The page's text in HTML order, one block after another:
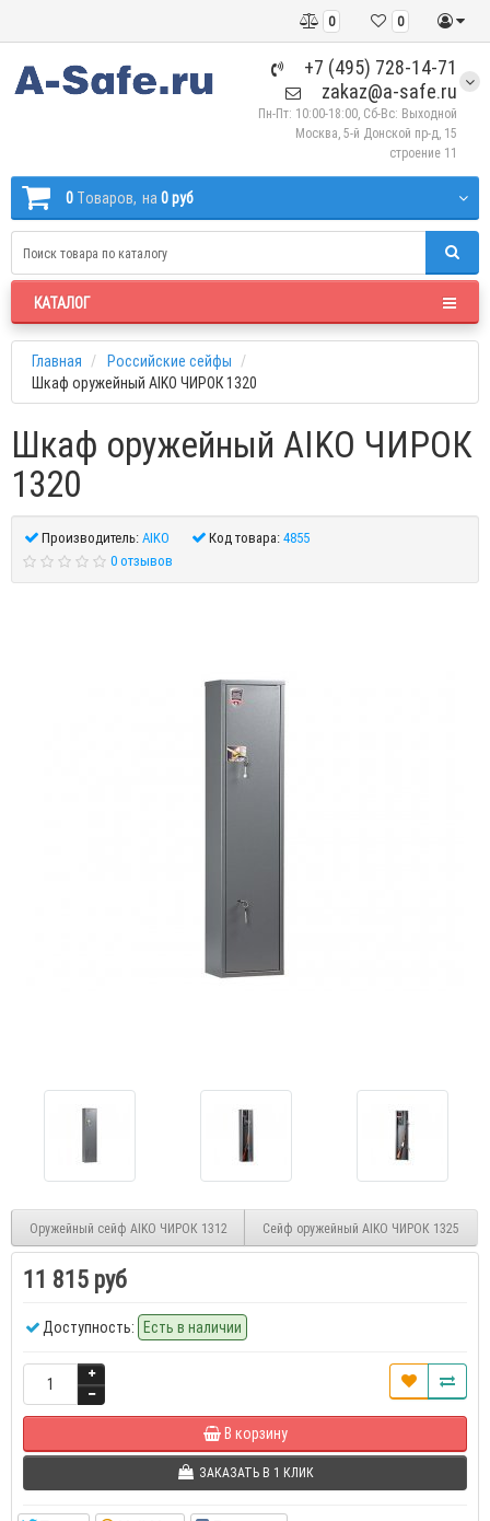
0
0
+7 (495) 728-14-71
zakaz@a-safe.ru
Пн-Пт: 10:00-18:00, Сб-Вс: Выходной
Москва, 5-й Донской пр-д, 15
строение 11
0 Tоваров, на 0 руб
КАТАЛОГ
Главная
Российские сейфы
Шкаф оружейный AIKO ЧИРОК 1320
Шкаф оружейный AIKO ЧИРОК
1320
Производитель:AIKO Код товара:4855
0 отзывов
Оружейный сейф AIKO ЧИРОК 1312 Сейф оружейный AIKO ЧИРОК 1325
11 815 руб
Доступность: Есть в наличии
В корзину
ЗАКАЗАТЬ В 1 КЛИК